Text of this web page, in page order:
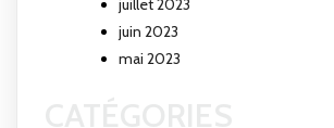
juillet 2023
juin 2023
mai 2023